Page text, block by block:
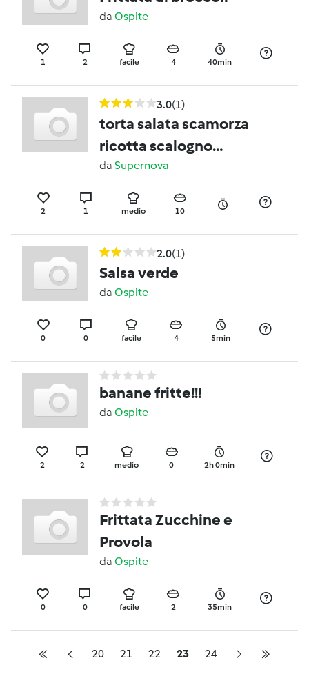
da Ospite
1 2 facile 4 40min
3.0(1)
torta salata scamorza
ricotta scalogno
pancetta e melanzane
da Supernova
2 1 medio 10
2.0(1)
Salsa verde
da Ospite
0 0 facile 4 5min
banane fritte!!!
da Ospite
2 2 medio 0 2h 0min
Frittata Zucchine e
Provola
da Ospite
0 0 facile 2 35min
20 21 22 23 24